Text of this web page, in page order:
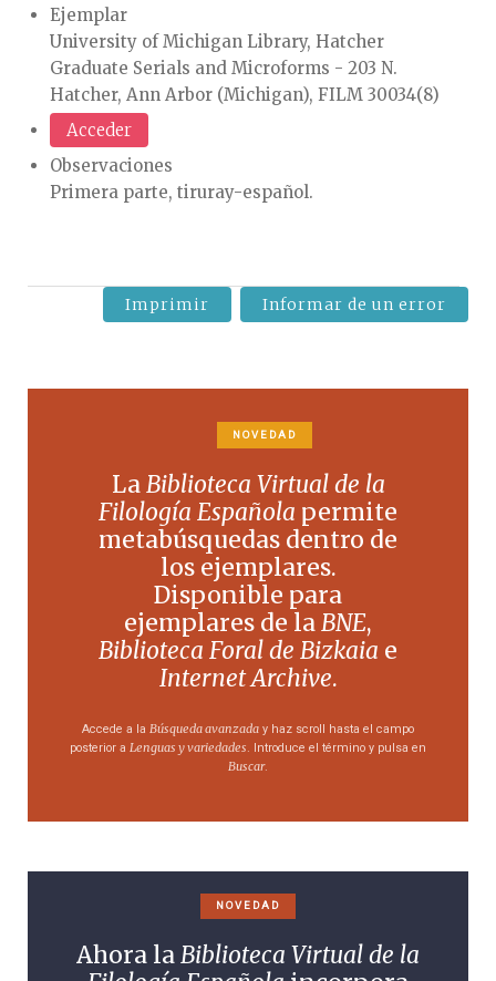
Ejemplar
University of Michigan Library, Hatcher
Graduate Serials and Microforms - 203 N.
Hatcher, Ann Arbor (Michigan), FILM 30034(8)
Acceder
Observaciones
Primera parte, tiruray-español.
Imprimir Informar de un error
NOVEDAD
LaBiblioteca Virtual de la
Filología Española permite
metabúsquedas dentro de
los ejemplares.
Disponible para
ejemplares de laBNE,
Biblioteca Foral de Bizkaia e
Internet Archive.
Accede a la Búsqueda avanzada y haz scroll hasta el campo
posterior a Lenguas y variedades . Introduce el término y pulsa en
Buscar.
NOVEDAD
Ahora laBiblioteca Virtual de la